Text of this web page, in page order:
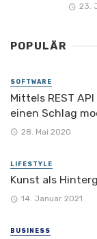
23.
POPULÄR
SOFTWARE
Mittels REST
einen Schlag
28. Mai 2020
LIFESTYLE
Kunst als
14. Januar 2021
BUSINESS